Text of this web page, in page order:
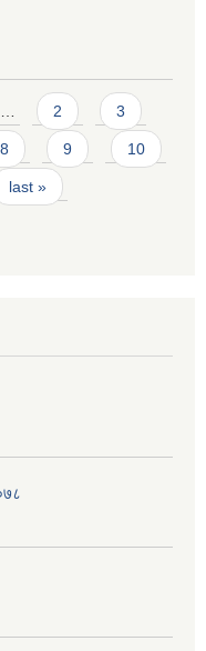
2 3
8 9 10
last »